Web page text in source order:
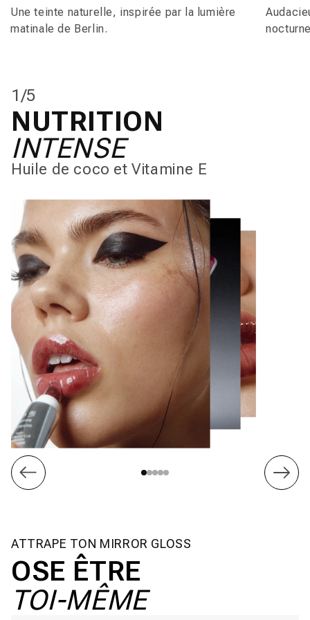
Une teinte naturelle, inspirée par la lumière
matinale de Berlin.
1/5
NUTRITION
INTENSE
Huile de coco et Vitamine E
ATTRAPE TON MIRROR GLOSS
OSE ÊTRE
TOI-MÊME